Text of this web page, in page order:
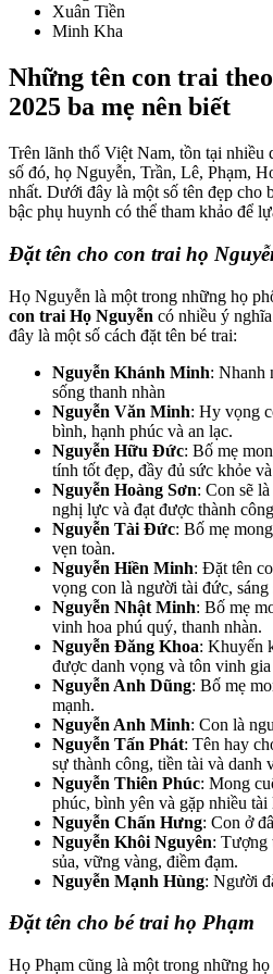
Xuân Tiền
Minh Kha
Những tên con trai
2025 ba mẹ nên biết
Trên lãnh thổ Việt Nam, tồn tại nhiều
số đó, họ Nguyễn, Trần, Lê, Phạm,
nhất. Dưới đây là một số tên đẹp cho
bậc phụ huynh có thể tham khảo để
Đặt tên cho con trai họ
Họ Nguyễn là một trong những họ
con trai Họ Nguyễn có nhiều ý
đây là một số cách đặt tên bé trai:
Nguyễn Khánh Minh: Nhanh
sống thanh nhàn
Nguyễn Văn Minh: Hy vọng
bình, hạnh phúc và an lạc.
Nguyễn Hữu Đức: Bố mẹ
tính tốt đẹp, đầy đủ sức khỏe
Nguyễn Hoàng Sơn: Con sẽ
nghị lực và đạt được thành
Nguyễn Tài Đức: Bố mẹ
vẹn toàn.
Nguyễn Hiền Minh: Đặt tên
vọng con là người tài đức, sáng
Nguyễn Nhật Minh: Bố mẹ
vinh hoa phú quý, thanh nhàn.
Nguyễn Đăng Khoa: Khuyến
được danh vọng và tôn vinh
Nguyễn Anh Dũng: Bố mẹ
mạnh.
Nguyễn Anh Minh: Con là
Nguyễn Tấn Phát: Tên hay
sự thành công, tiền tài và danh
Nguyễn Thiên Phúc: Mong
phúc, bình yên và gặp nhiều tài
Nguyễn Chấn Hưng: Con ở
Nguyễn Khôi Nguyên: Tượng
sủa, vững vàng, điềm đạm.
Nguyễn Mạnh Hùng: Người
Đặt tên cho bé trai họ Phạm
Họ Phạm cũng là một trong những